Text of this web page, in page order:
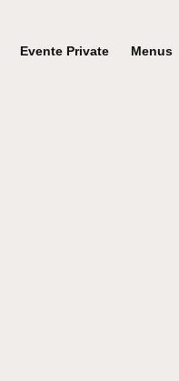
Evente Private Menus